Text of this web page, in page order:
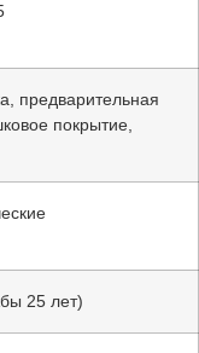
предварительная
покрытие,
25 лет)